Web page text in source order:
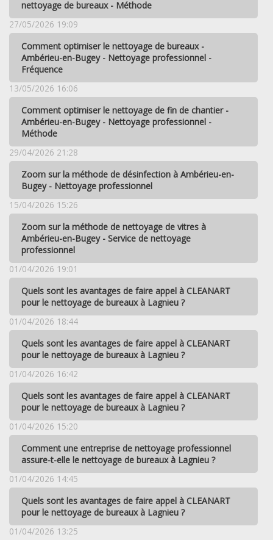
nettoyage de bureaux - Méthode
27/05/2026 19:09
Comment optimiser le nettoyage de bureaux -
Ambérieu-en-Bugey - Nettoyage professionnel -
Fréquence
13/05/2026 16:06
Comment optimiser le nettoyage de fin de chantier -
Ambérieu-en-Bugey - Nettoyage professionnel -
Méthode
29/04/2026 21:28
Zoom sur la méthode de désinfection à Ambérieu-en-
Bugey - Nettoyage professionnel
15/04/2026 15:26
Zoom sur la méthode de nettoyage de vitres à
Ambérieu-en-Bugey - Service de nettoyage
professionnel
01/04/2026 19:01
Quels sont les avantages de faire appel à CLEANART
pour le nettoyage de bureaux à Lagnieu ?
01/04/2026 18:44
Quels sont les avantages de faire appel à CLEANART
pour le nettoyage de bureaux à Lagnieu ?
01/04/2026 16:42
Quels sont les avantages de faire appel à CLEANART
pour le nettoyage de bureaux à Lagnieu ?
01/04/2026 15:20
Comment une entreprise de nettoyage professionnel
assure-t-elle le nettoyage de bureaux à Lagnieu ?
01/04/2026 14:45
Quels sont les avantages de faire appel à CLEANART
pour le nettoyage de bureaux à Lagnieu ?
01/04/2026 13:25